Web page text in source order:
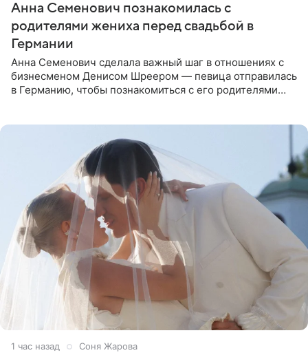
Анна Семенович познакомилась с
родителями жениха перед свадьбой в
Германии
Анна Семенович сделала важный шаг в отношениях с
бизнесменом Денисом Шреером — певица отправилась
в Германию, чтобы познакомиться с его родителями
1 час назад Соня Жарова